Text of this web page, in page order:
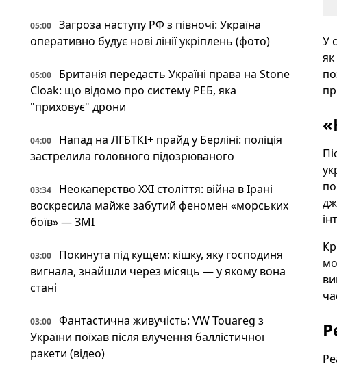
05:00
Загроза наступу РФ з півночі: Україна
оперативно будує нові лінії укріплень (фото)
05:00
Британія передасть Україні права на Stone
Cloak: що відомо про систему РЕБ, яка
"приховує" дрони
04:00
Напад на ЛГБТКІ+ прайд у Берліні: поліція
застрелила головного підозрюваного
03:34
Неокаперство XXI століття: війна в Ірані
воскресила майже забутий феномен «морських
боїв» — ЗМІ
03:00
Покинута під кущем: кішку, яку господиня
вигнала, знайшли через місяць — у якому вона
стані
03:00
Фантастична живучість: VW Touareg з
України поїхав після влучення баллістичної
ракети (відео)
У
як